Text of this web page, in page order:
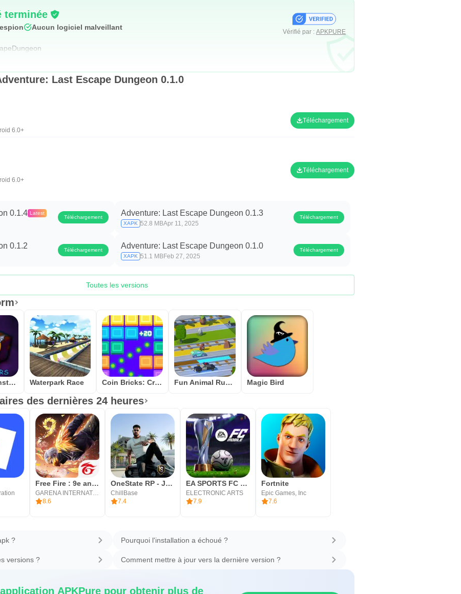
terminée
Aucun logiciel malveillant
Vérifié par : APKPURE
Last Escape Dungeon 0.1.0
6.0+
Téléchargement
6.0+
Téléchargement
0.1.4 Latest
Téléchargement Adventure: Last Escape Dungeon 0.1.3
XAPK 52.8 MBApr 11, 2025
Téléchargement
0.1.2 Téléchargement Adventure: Last Escape Dungeon 0.1.0
XAPK 51.1 MBFeb 27, 2025
Téléchargement
Toutes les versions
Story of Monsters: Idle Waterpark Race Coin Bricks: Crush Master Fun Animal Rush: Coins Road 3D Magic Bird
des dernières 24 heures
Free Fire : 9e anniversaire
8.6
OneState RP - Jeu de rôle
ChillBase
7.4
EA SPORTS FC Mobile 26
ELECTRONIC ARTS
7.9
Fortnite
Epic Games, Inc
7.6
? Pourquoi l'installation a échoué ?
versions ? Comment mettre à jour vers la dernière version ?
APKPure pour obtenir plus de